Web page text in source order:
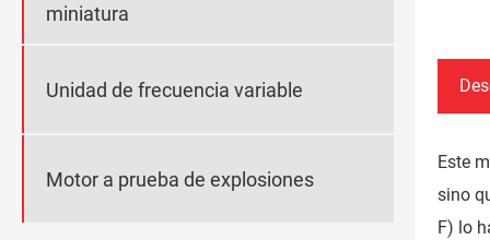
miniatura
Unidad de frecuencia variable
Motor a prueba de explosiones
Este
sino
F) lo